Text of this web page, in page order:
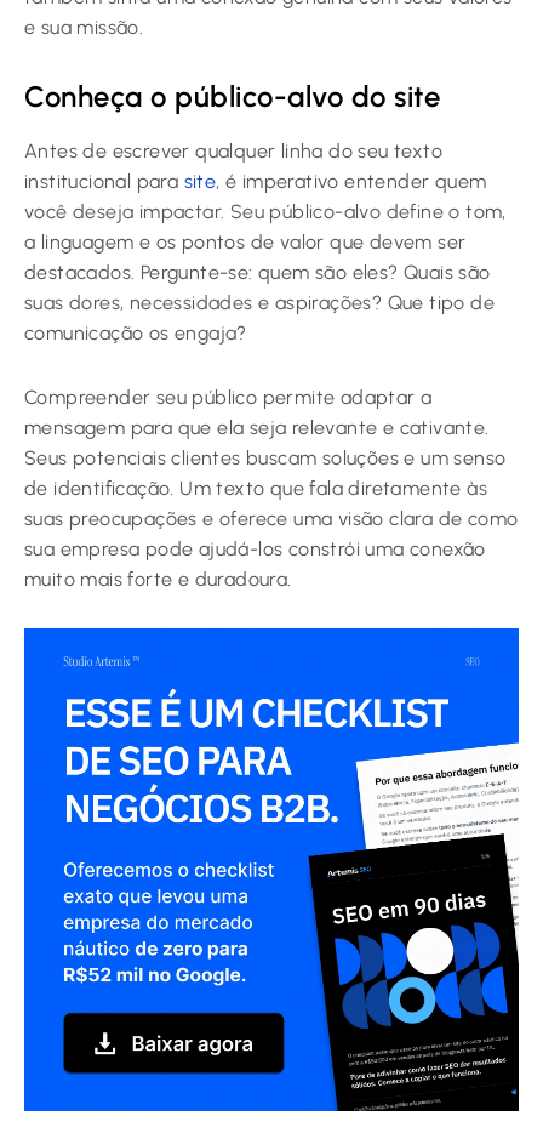
e sua missão.
Conheça o público-alvo do site
Antes de escrever qualquer linha do seu texto
institucional para site, é imperativo entender quem
você deseja impactar. Seu público-alvo define o tom,
a linguagem e os pontos de valor que devem ser
destacados. Pergunte-se: quem são eles? Quais são
suas dores, necessidades e aspirações? Que tipo de
comunicação os engaja?
Compreender seu público permite adaptar a
mensagem para que ela seja relevante e cativante.
Seus potenciais clientes buscam soluções e um senso
de identificação. Um texto que fala diretamente às
suas preocupações e oferece uma visão clara de como
sua empresa pode ajudá-los constrói uma conexão
muito mais forte e duradoura.